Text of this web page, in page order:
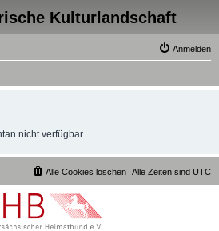
Kulturlandschaft
Anmelden
nicht verfügbar.
Alle Zeiten sind UTC
Alle Cookies löschen